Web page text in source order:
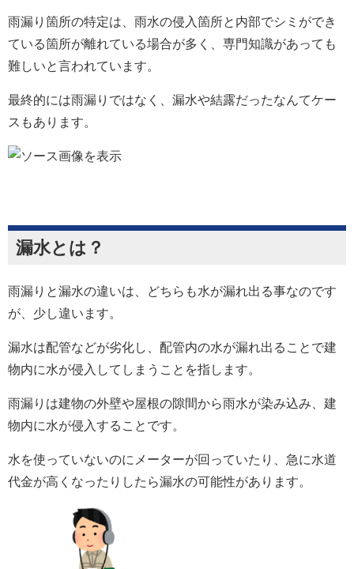
雨漏り箇所の特定は、 雨水の侵入箇所と内部でシミができ
ている箇所が離れている場合が多く、 専門知識があっても
難しいと言われています。
最終的には雨漏りではなく、漏水や結露だったなんてケー
スもあります。
漏水とは？
雨漏りと漏水の違いは、どちらも水が漏れ出る事なのです
が、少し違います。
漏水は配管などが劣化し、配管内の水が漏れ出ることで建
物内に水が侵入してしまうこと を指します。
雨漏りは建物の外壁や屋根の隙間から雨水が染み込み、建
物内に水が侵入すること です。
水を使っていないのにメーターが回っていたり、急に水道
代金が高くなったりしたら漏水の可能性があります。